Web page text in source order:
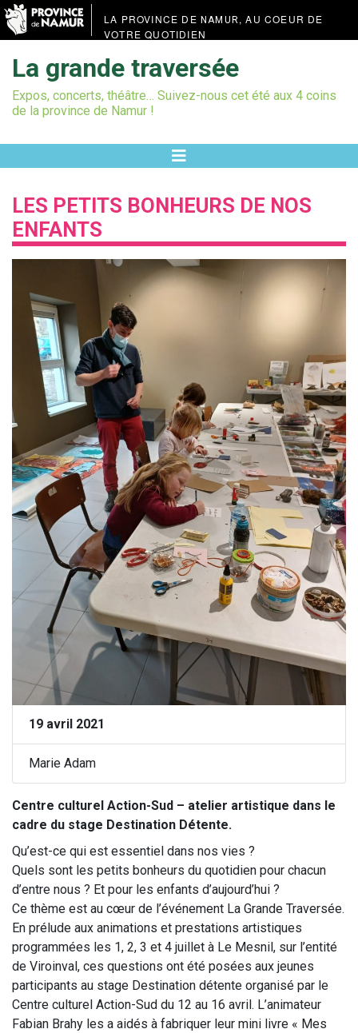
LA PROVINCE DE NAMUR, AU COEUR DE
VOTRE QUOTIDIEN
La grande traversée
Expos, concerts, théâtre… Suivez-nous cet été aux 4 coins
de la province de Namur !
LES PETITS BONHEURS DE NOS
ENFANTS
19 avril 2021
Marie Adam
Centre culturel Action-Sud – atelier artistique dans le
cadre du stage Destination Détente.
Qu’est-ce qui est essentiel dans nos vies ?
Quels sont les petits bonheurs du quotidien pour chacun
d’entre nous ? Et pour les enfants d’aujourd’hui ?
Ce thème est au cœur de l’événement La Grande Traversée.
En prélude aux animations et prestations artistiques
programmées les 1, 2, 3 et 4 juillet à Le Mesnil, sur l’entité
de Viroinval, ces questions ont été posées aux jeunes
participants au stage Destination détente organisé par le
Centre culturel Action-Sud du 12 au 16 avril. L’animateur
Fabian Brahy les a aidés à fabriquer leur mini livre « Mes